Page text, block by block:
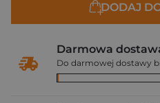
DODAJ
Darmowa
Do darmowej dostawy